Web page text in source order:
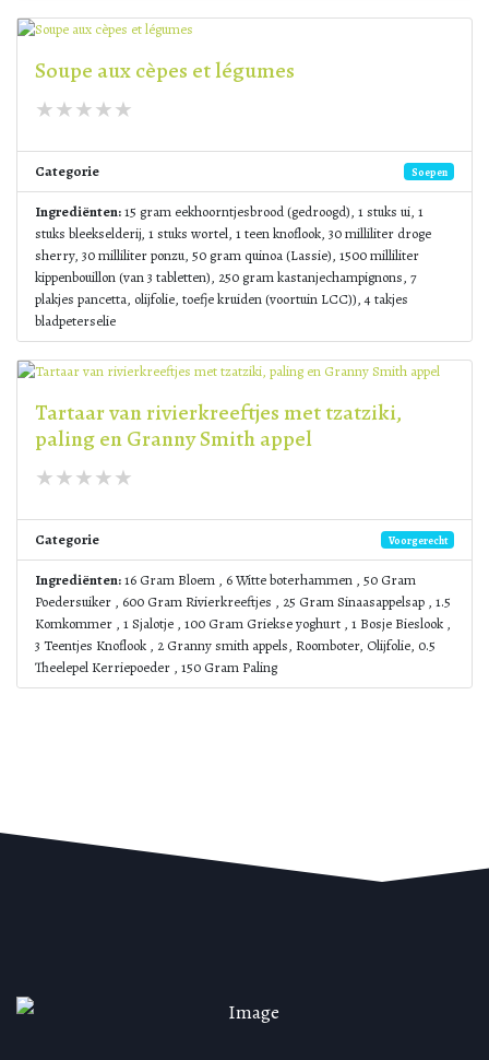
Soupe aux cèpes et légumes
Categorie Soepen
Ingrediënten:15 gram eekhoorntjesbrood (gedroogd), 1 stuks ui, 1
stuks bleekselderij, 1 stuks wortel, 1 teen knoflook, 30 milliliter droge
sherry, 30 milliliter ponzu, 50 gram quinoa (Lassie), 1500 milliliter
kippenbouillon (van 3 tabletten), 250 gram kastanjechampignons, 7
plakjes pancetta, olijfolie, toefje kruiden (voortuin LCC)), 4 takjes
bladpeterselie
Tartaar van rivierkreeftjes met tzatziki,
paling en Granny Smith appel
Categorie Voorgerecht
Ingrediënten:16 Gram Bloem , 6 Witte boterhammen , 50 Gram
Poedersuiker , 600 Gram Rivierkreeftjes , 25 Gram Sinaasappelsap , 1.5
Komkommer , 1 Sjalotje , 100 Gram Griekse yoghurt , 1 Bosje Bieslook ,
3 Teentjes Knoflook , 2 Granny smith appels, Roomboter, Olijfolie, 0.5
Theelepel Kerriepoeder , 150 Gram Paling